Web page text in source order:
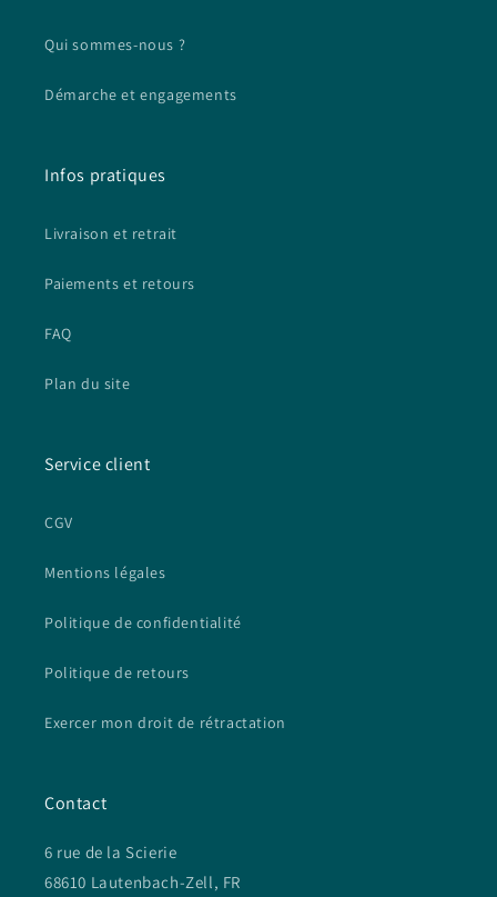
Qui sommes-nous ?
Démarche et engagements
Infos pratiques
Livraison et retrait
Paiements et retours
FAQ
Plan du site
Service client
CGV
Mentions légales
Politique de confidentialité
Politique de retours
Exercer mon droit de rétractation
Contact
6 rue de la Scierie
68610 Lautenbach-Zell, FR